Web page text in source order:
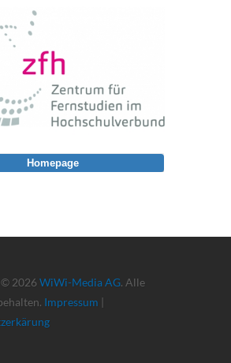
2026 WiWi-Media AG. Alle
Impressum |
Homepage